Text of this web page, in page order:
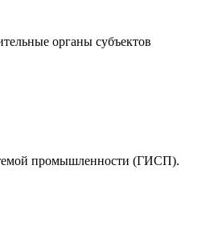
органы субъектов
промышленности (ГИСП).